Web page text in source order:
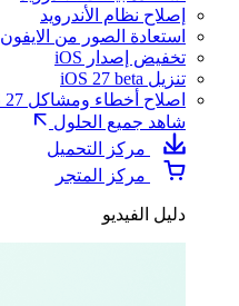
إصلاح نظام الأندرويد
استعادة الصور من الايفون
تخفيض إصدار iOS
تنزيل iOS 27 beta
اصلاح أخطاء ومشاكل iOS 27
شاهد جميع الحلول
مركز التحميل
مركز المتجر
دليل الفيديو